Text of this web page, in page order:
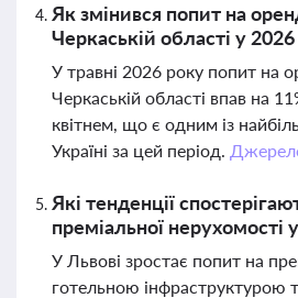
Як змінився попит на
Черкаській області у 2026
У травні 2026 року попит на
Черкаській області впав на
квітнем, що є одним із
Україні за цей період.
Які тенденції
преміальної нерухомості
У Львові зростає попит на
готельною інфраструктурою